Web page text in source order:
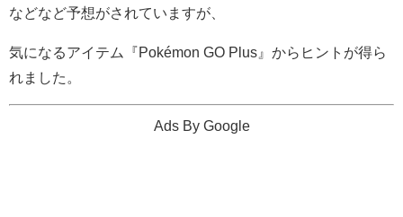
などなど予想がされていますが、
気になるアイテム『Pokémon GO Plus』からヒントが得ら
れました。
Ads By Google